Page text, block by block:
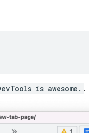
is awesome. .